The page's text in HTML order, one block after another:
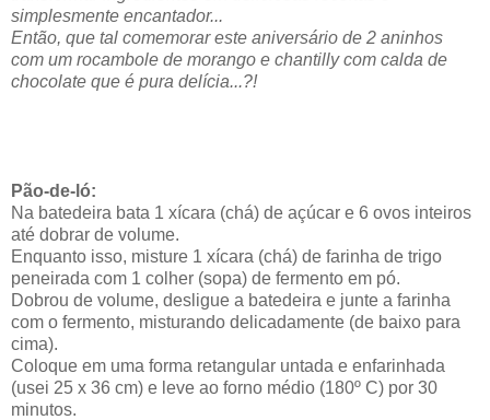
simplesmente encantador...
Então, que tal comemorar este aniversário de 2 aninhos
com um rocambole de morango e chantilly com calda de
chocolate que é pura delícia...?!
Pão-de-ló:
Na batedeira bata 1 xícara (chá) de açúcar e 6 ovos inteiros
até dobrar de volume.
Enquanto isso, misture 1 xícara (chá) de farinha de trigo
peneirada com 1 colher (sopa) de fermento em pó.
Dobrou de volume, desligue a batedeira e junte a farinha
com o fermento, misturando delicadamente (de baixo para
cima).
Coloque em uma forma retangular untada e enfarinhada
(usei 25 x 36 cm) e leve ao forno médio (180º C) por 30
minutos.